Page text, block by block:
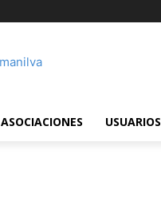
ASOCIACIONES USUARIOS